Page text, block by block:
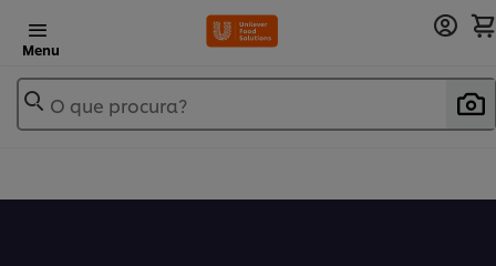
Menu
O que procura?